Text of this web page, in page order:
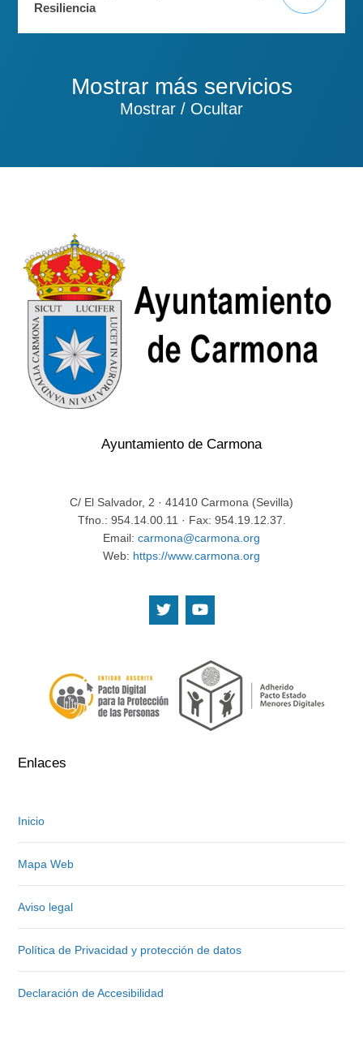
Resiliencia
Mostrar más servicios
Mostrar / Ocultar
Ayuntamiento de Carmona
C/ El Salvador, 2 · 41410 Carmona (Sevilla)
Tfno.: 954.14.00.11 · Fax: 954.19.12.37.
Email: carmona@carmona.org
Web: https://www.carmona.org
Enlaces
Inicio
Mapa Web
Aviso legal
Política de Privacidad y protección de datos
Declaración de Accesibilidad